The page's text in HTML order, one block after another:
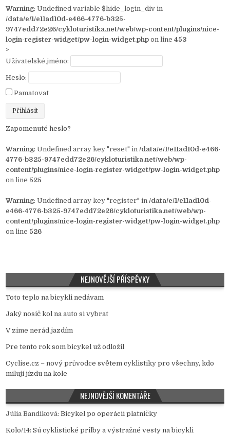
Warning: Undefined variable $hide_login_div in
/data/e/1/e11ad10d-e466-4776-b325-
9747edd72e26/cykloturistika.net/web/wp-content/plugins/nice-
login-register-widget/pw-login-widget.php on line453
>
Uživatelské jméno:
Heslo:
Pamatovat
Zapomenuté heslo?
Warning: Undefined array key "reset" in/data/e/1/e11ad10d-e466-
4776-b325-9747edd72e26/cykloturistika.net/web/wp-
content/plugins/nice-login-register-widget/pw-login-widget.php
on line 525
Warning: Undefined array key "register" in/data/e/1/e11ad10d-
e466-4776-b325-9747edd72e26/cykloturistika.net/web/wp-
content/plugins/nice-login-register-widget/pw-login-widget.php
on line 526
NEJNOVĚJŠÍ PŘÍSPĚVKY
Toto teplo na bicykli nedávam
Jaký nosič kol na auto si vybrat
V zime nerád jazdím
Pre tento rok som bicykel už odložil
Cyclise.cz – nový průvodce světem cyklistiky pro všechny, kdo
milují jízdu na kole
NEJNOVĚJŠÍ KOMENTÁŘE
Júlia Bandiková:Bicykel po operácii platničky
Kolo/14:Sú cyklistické prilby a výstražné vesty na bicykli